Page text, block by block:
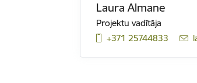
Laura Almane
Projektu vadītāja
+371 25744833